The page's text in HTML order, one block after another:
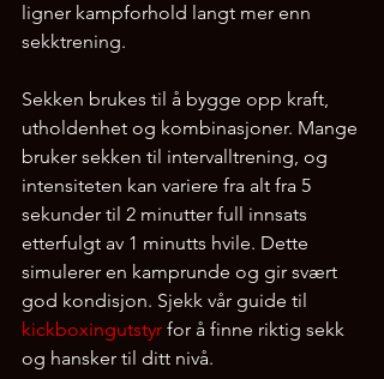
ligner kampforhold langt mer enn
sekktrening.
Sekken brukes til å bygge opp kraft,
utholdenhet og kombinasjoner. Mange
bruker sekken til intervalltrening, og
intensiteten kan variere fra alt fra 5
sekunder til 2 minutter full innsats
etterfulgt av 1 minutts hvile. Dette
simulerer en kamprunde og gir svært
god kondisjon. Sjekk vår guide til
kickboxingutstyr for å finne riktig sekk
og hansker til ditt nivå.